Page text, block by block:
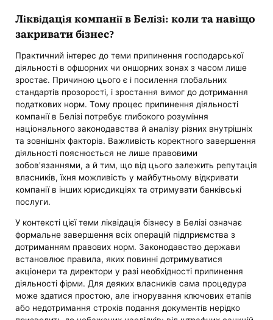
Ліквідація компанії в Белізі: коли та навіщо
закривати бізнес?
Практичний інтерес до теми припинення господарської
діяльності в офшорних чи оншорних зонах з часом лише
зростає. Причиною цього є і посилення глобальних
стандартів прозорості, і зростання вимог до дотримання
податкових норм. Тому процес припинення діяльності
компанії в Белізі потребує глибокого розуміння
національного законодавства й аналізу різних внутрішніх
та зовнішніх факторів. Важливість коректного завершення
діяльності пояснюється не лише правовими
зобов'язаннями, а й тим, що від цього залежить репутація
власників, їхня можливість у майбутньому відкривати
компанії в інших юрисдикціях та отримувати банківські
послуги.
У контексті цієї теми ліквідація бізнесу в Белізі означає
формальне завершення всіх операцій підприємства з
дотриманням правових норм. Законодавство держави
встановлює правила, яких повинні дотримуватися
акціонери та директори у разі необхідності припинення
діяльності фірми. Для деяких власників сама процедура
може здатися простою, але ігнорування ключових етапів
або недотримання строків подання документів нерідко